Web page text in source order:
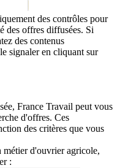
des contrôles pour
des offres diffusées. Si
des contenus
signaler en cliquant sur
France Travail peut vous
d'offres. Ces
des critères que vous
métier d'ouvrier agricole,
: